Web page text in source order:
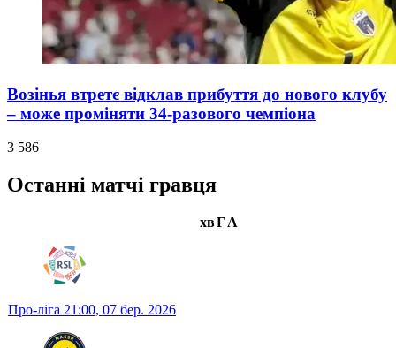
Возінья втретє відклав прибуття до нового клубу
– може проміняти 34-разового чемпіона
3 586
Останні матчі гравця
хвГА
Про-ліга 21:00, 07 бер. 2026